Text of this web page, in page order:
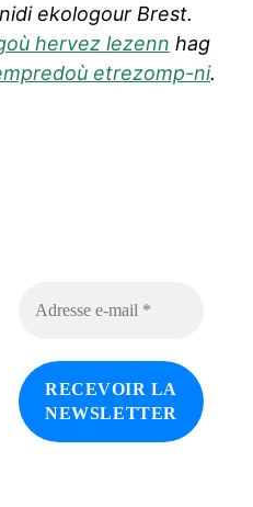
ekologour Brest.
hervez lezenn hag
etrezomp-ni.
s
s
e